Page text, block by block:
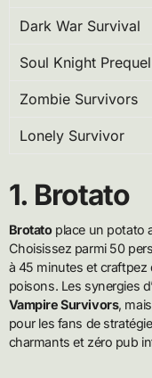
Dark War Survival
Soul Knight Prequel
Zombie Survivors
Lonely Survivor
1. Brotato
Brotatoplace un potato
Choisissez parmi 50
à 45 minutes et craftpez
poisons. Les synergies
Vampire Survivors,
pour les fans de
charmants et zéro pub